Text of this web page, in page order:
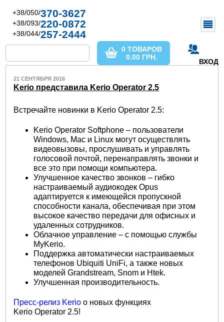
+38/050/370-3627
+38/093/220-0872
+38/044/257-2444
ВХОД
0 ТОВАРОВ
0.00 ГРН.
21 СЕНТЯБРЯ 2016
Kerio представила Kerio Operator 2.5
Встречайте новинки в Kerio Operator 2.5:
Kerio Operator Softphone – пользователи
Windows, Mac и Linux могут осуществлять
видеовызовы, прослушивать и управлять
голосовой почтой, перенаправлять звонки и
все это при помощи компьютера.
Улучшенное качество звонков – гибко
настраиваемый аудиокодек Opus
адаптируется к имеющейся пропускной
способности канала, обеспечивая при этом
высокое качество передачи для офисных и
удаленных сотрудников.
Облачное управление – с помощью службы
MyKerio.
Поддержка автоматически настраиваемых
телефонов Ubiquiti UniFi, а также новых
моделей Grandstream, Snom и Htek.
Улучшенная производительность.
Пресс-релиз Kerio о новых функциях
Kerio Operator 2.5!